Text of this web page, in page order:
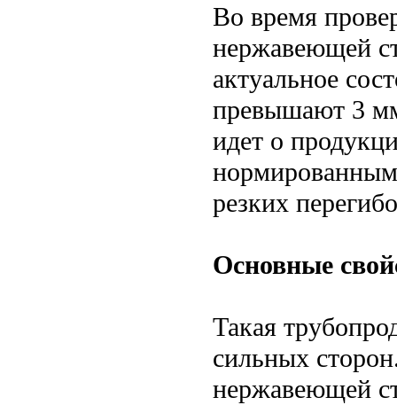
Во время
нержавеющей
актуальное
превышают 3
идет о
резких
Основные
Такая
сильных
нержавеющей